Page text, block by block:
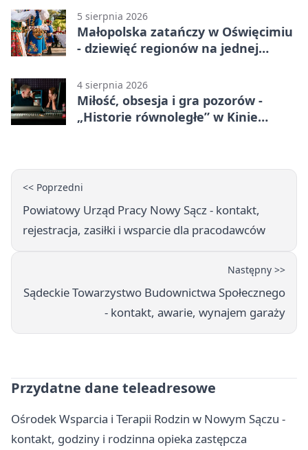
5 sierpnia 2026
Małopolska zatańczy w Oświęcimiu
- dziewięć regionów na jednej
4 sierpnia 2026
Miłość, obsesja i gra pozorów -
„Historie równoległe” w Kinie
<< Poprzedni
Powiatowy Urząd Pracy Nowy Sącz - kontakt,
rejestracja, zasiłki i wsparcie dla pracodawców
Następny >>
Sądeckie Towarzystwo Budownictwa Społecznego
- kontakt, awarie, wynajem garaży
Przydatne dane teleadresowe
Ośrodek Wsparcia i Terapii Rodzin w Nowym Sączu -
kontakt, godziny i rodzinna opieka zastępcza